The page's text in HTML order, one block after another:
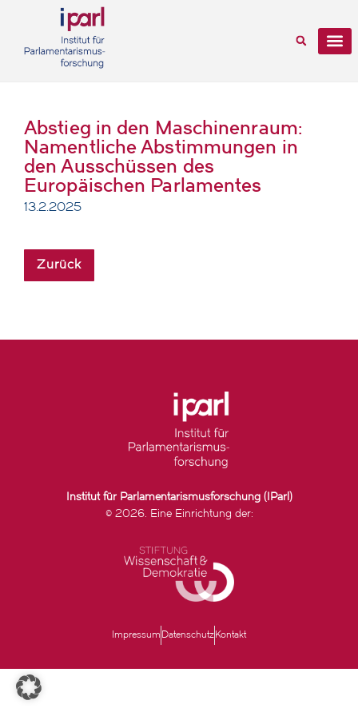
Abstieg in den Maschinenraum:
Namentliche Abstimmungen in
den Ausschüssen des
Europäischen Parlamentes
13.2.2025
Zurück
Institut für Parlamentarismusforschung (IParl)
© 2026. Eine Einrichtung der:
Impressum Datenschutz Kontakt